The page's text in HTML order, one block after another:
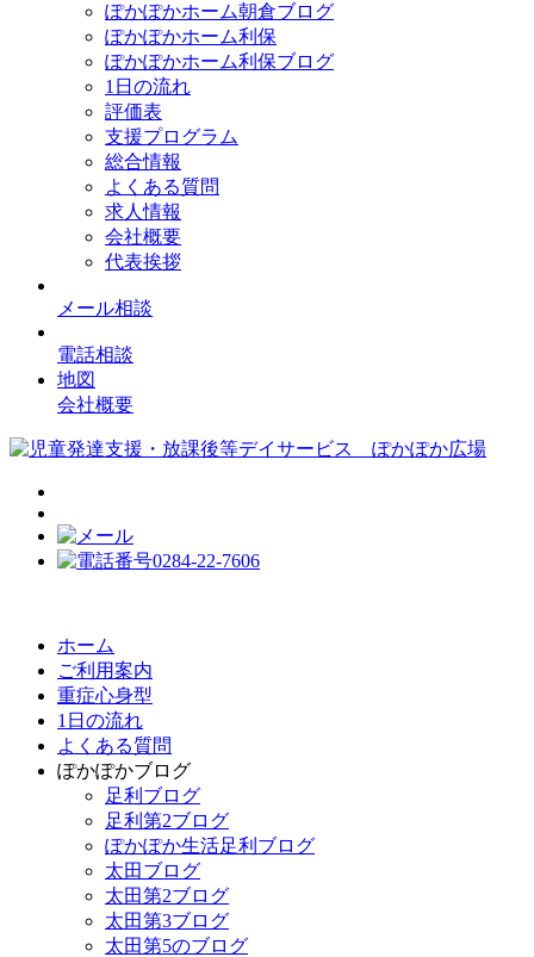
ぽかぽかホーム朝倉ブログ
ぽかぽかホーム利保
ぽかぽかホーム利保ブログ
1日の流れ
評価表
支援プログラム
総合情報
よくある質問
求人情報
会社概要
代表挨拶
メール相談
電話相談
地図
会社概要
ホーム
ご利用案内
重症心身型
1日の流れ
よくある質問
ぽかぽかブログ
足利ブログ
足利第2ブログ
ぽかぽか生活足利ブログ
太田ブログ
太田第2ブログ
太田第3ブログ
太田第5のブログ